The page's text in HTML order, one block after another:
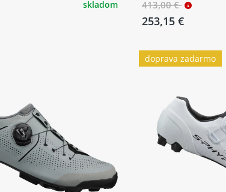
skladom 413,00 €
253,15 €
doprava zadarmo